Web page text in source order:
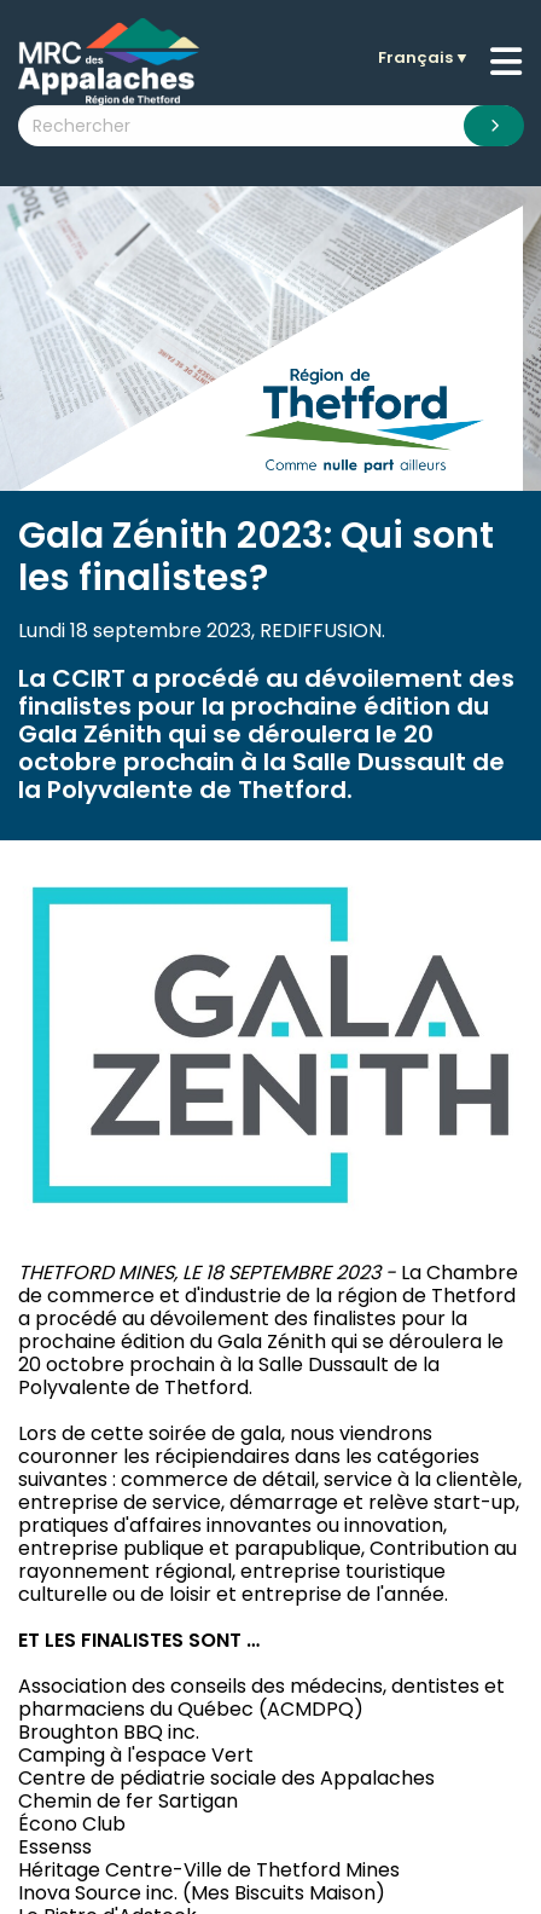
submenu (La MRC )
submenu (Citoyens )
submenu (Visiteurs )
submenu (Nouvelles )
submenu (Documentation )
Français▼
Gala Zénith 2023: Qui sont
les finalistes?
Lundi 18 septembre 2023, REDIFFUSION.
La CCIRT a procédé au dévoilement des
finalistes pour la prochaine édition du
Gala Zénith qui se déroulera le 20
octobre prochain à la Salle Dussault de
la Polyvalente de Thetford.
THETFORD MINES, LE 18 SEPTEMBRE 2023 - La Chambre
de commerce et d'industrie de la région de Thetford
a procédé au dévoilement des finalistes pour la
prochaine édition du Gala Zénith qui se déroulera le
20 octobre prochain à la Salle Dussault de la
Polyvalente de Thetford.
Lors de cette soirée de gala, nous viendrons
couronner les récipiendaires dans les catégories
suivantes : commerce de détail, service à la clientèle,
entreprise de service, démarrage et relève start-up,
pratiques d'affaires innovantes ou innovation,
entreprise publique et parapublique, Contribution au
rayonnement régional, entreprise touristique
culturelle ou de loisir et entreprise de l'année.
ET LES FINALISTES SONT …
Association des conseils des médecins, dentistes et
pharmaciens du Québec (ACMDPQ)
Broughton BBQ inc.
Camping à l'espace Vert
Centre de pédiatrie sociale des Appalaches
Chemin de fer Sartigan
Écono Club
Essenss
Héritage Centre-Ville de Thetford Mines
Inova Source inc. (Mes Biscuits Maison)